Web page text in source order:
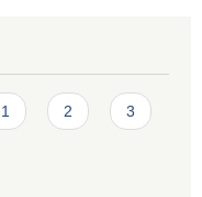
1 2
3